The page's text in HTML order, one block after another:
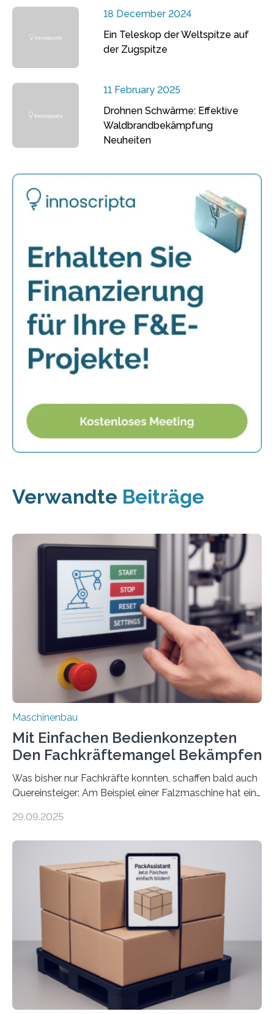
18 December 2024
Ein Teleskop der Weltspitze auf
der Zugspitze
11 February 2025
Drohnen Schwärme: Effektive
Waldbrandbekämpfung
Neuheiten
Verwandte Beiträge
Maschinenbau
Mit Einfachen Bedienkonzepten
Den Fachkräftemangel Bekämpfen
Was bisher nur Fachkräfte konnten, schaffen bald auch
Quereinsteiger: Am Beispiel einer Falzmaschine hat ein
Mensch-Maschine-Schnittstelle so sehr vereinfacht,
Die zugrunde liegende Methodik lässt sich auf alle
anderen Maschinen übertragen. Eine Falzmaschine
umzurüsten ist ein Job für echte Profis. Eine solche
Maschine faltet in Druckereien Broschüren, Prospekte,
Landkarten und vieles mehr – mehrere Zehntausend
Exemplare pro Stunde. Je nach Maschinentyp und
Auftrag kann das Umrüsten…
29.09.2025